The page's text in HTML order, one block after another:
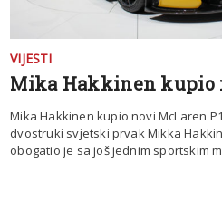
VIJESTI
Mika Hakkinen kupio
Mika Hakkinen kupio novi McLaren
dvostruki svjetski prvak Mikka
obogatio je sa još jednim sportskim